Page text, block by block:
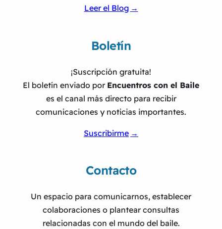
Leer el Blog
Boletín
¡Suscripción gratuita!
El boletín enviado por Encuentros con el Baile
es el canal más directo para recibir
comunicaciones y noticias importantes.
Suscribirme
Contacto
Un espacio para comunicarnos, establecer
colaboraciones o plantear consultas
relacionadas con el mundo del baile.